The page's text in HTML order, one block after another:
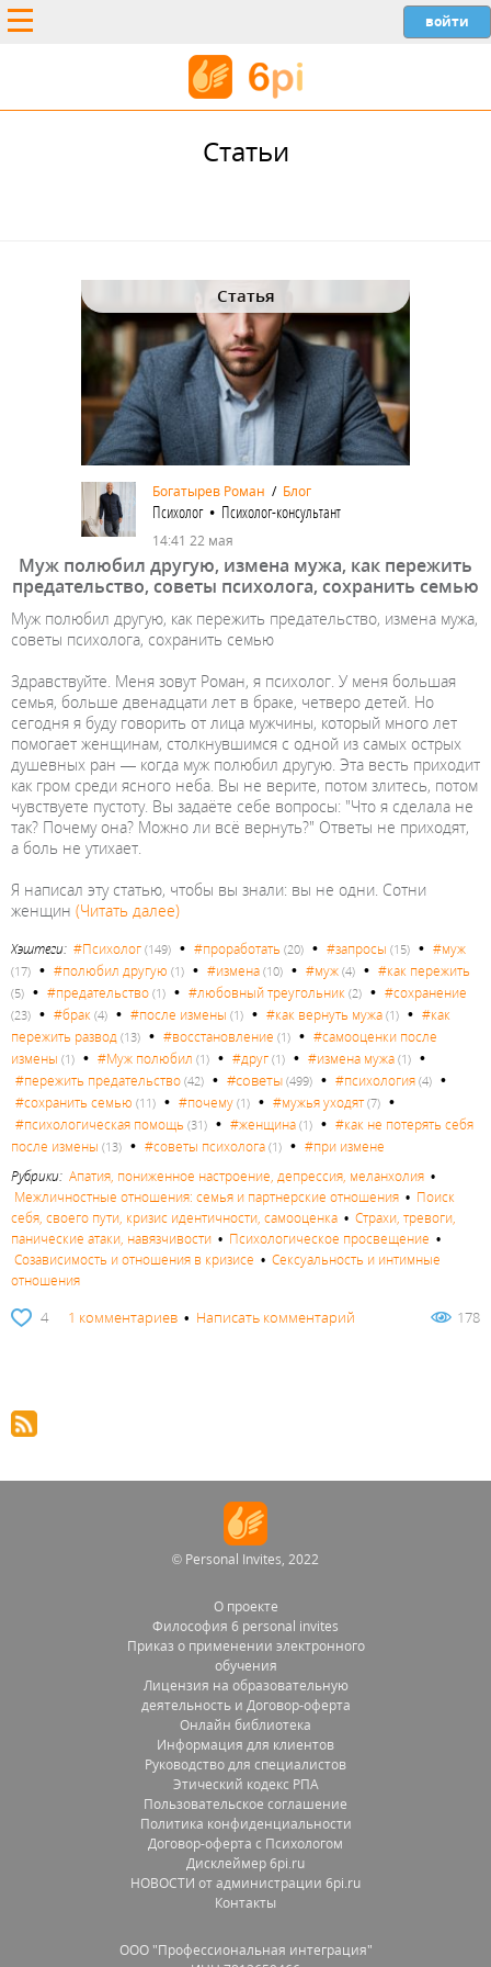
Статьи
Статья
Богатырев Роман / Блог
Психолог • Психолог-консультант
14:41 22 мая
Муж полюбил другую, измена мужа, как пережить
предательство, советы психолога, сохранить семью
Муж полюбил другую, как пережить предательство, измена мужа,
советы психолога, сохранить семью
Здравствуйте. Меня зовут Роман, я психолог. У меня большая
семья, больше двенадцати лет в браке, четверо детей. Но
сегодня я буду говорить от лица мужчины, который много лет
помогает женщинам, столкнувшимся с одной из самых острых
душевных ран — когда муж полюбил другую. Эта весть приходит
как гром среди ясного неба. Вы не верите, потом злитесь, потом
чувствуете пустоту. Вы задаёте себе вопросы: "Что я сделала не
так? Почему она? Можно ли всё вернуть?" Ответы не приходят,
а боль не утихает.
Я написал эту статью, чтобы вы знали: вы не одни. Сотни
женщин (Читать далее)
Хэштеги: #Психолог (149) • #проработать (20) • #запросы (15) • #муж
(17) • #полюбил другую (1) • #измена (10) • #муж (4) • #как пережить
(5) • #предательство (1) • #любовный треугольник (2) • #сохранение
(23) • #брак (4) • #после измены (1) • #как вернуть мужа (1) • #как
пережить развод (13) • #восстановление (1) • #самооценки после
измены (1) • #Муж полюбил (1) • #друг (1) • #измена мужа (1) •
#пережить предательство (42) • #советы (499) • #психология (4) •
#сохранить семью (11) • #почему (1) • #мужья уходят(7) •
#психологическая помощь (31) • #женщина (1) • #как не потерять себя
после измены (13) • #советы психолога (1) • #при измене
Рубрики: Апатия, пониженное настроение, депрессия, меланхолия •
Межличностные отношения: семья и партнерские отношения • Поиск
себя, своего пути, кризис идентичности, самооценка • Страхи, тревоги,
панические атаки, навязчивости • Психологическое просвещение •
Созависимость и отношения в кризисе • Сексуальность и интимные
отношения
4 1 комментариев • Написать комментарий 178
© Personal Invites, 2022
О проекте
Философия 6 personal invites
Приказ о применении электронного
обучения
Лицензия на образовательную
деятельность и Договор-оферта
Онлайн библиотека
Информация для клиентов
Руководство для специалистов
Этический кодекс РПА
Пользовательское соглашение
Политика конфиденциальности
Договор-оферта с Психологом
Дисклеймер 6pi.ru
НОВОСТИ от администрации 6pi.ru
Контакты
OOO "Профессиональная интеграция"